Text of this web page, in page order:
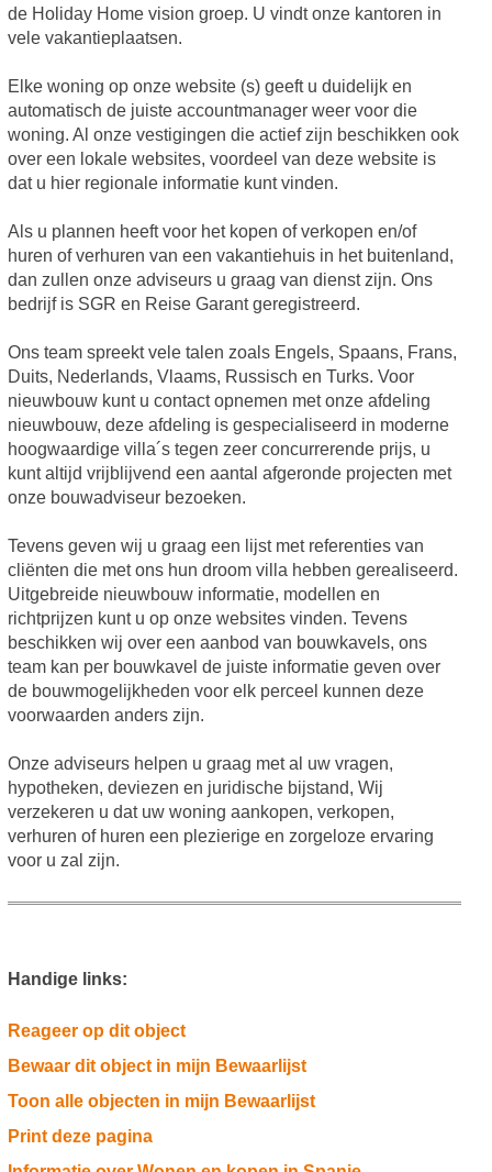
de Holiday Home vision groep. U vindt onze kantoren in
vele vakantieplaatsen.
Elke woning op onze website (s) geeft u duidelijk en
automatisch de juiste accountmanager weer voor die
woning. Al onze vestigingen die actief zijn beschikken ook
over een lokale websites, voordeel van deze website is
dat u hier regionale informatie kunt vinden.
Als u plannen heeft voor het kopen of verkopen en/of
huren of verhuren van een vakantiehuis in het buitenland,
dan zullen onze adviseurs u graag van dienst zijn. Ons
bedrijf is SGR en Reise Garant geregistreerd.
Ons team spreekt vele talen zoals Engels, Spaans, Frans,
Duits, Nederlands, Vlaams, Russisch en Turks. Voor
nieuwbouw kunt u contact opnemen met onze afdeling
nieuwbouw, deze afdeling is gespecialiseerd in moderne
hoogwaardige villa´s tegen zeer concurrerende prijs, u
kunt altijd vrijblijvend een aantal afgeronde projecten met
onze bouwadviseur bezoeken.
Tevens geven wij u graag een lijst met referenties van
cliënten die met ons hun droom villa hebben gerealiseerd.
Uitgebreide nieuwbouw informatie, modellen en
richtprijzen kunt u op onze websites vinden. Tevens
beschikken wij over een aanbod van bouwkavels, ons
team kan per bouwkavel de juiste informatie geven over
de bouwmogelijkheden voor elk perceel kunnen deze
voorwaarden anders zijn.
Onze adviseurs helpen u graag met al uw vragen,
hypotheken, deviezen en juridische bijstand, Wij
verzekeren u dat uw woning aankopen, verkopen,
verhuren of huren een plezierige en zorgeloze ervaring
voor u zal zijn.
Handige links:
Reageer op dit object
Bewaar dit object in mijn Bewaarlijst
Toon alle objecten in mijn Bewaarlijst
Print deze pagina